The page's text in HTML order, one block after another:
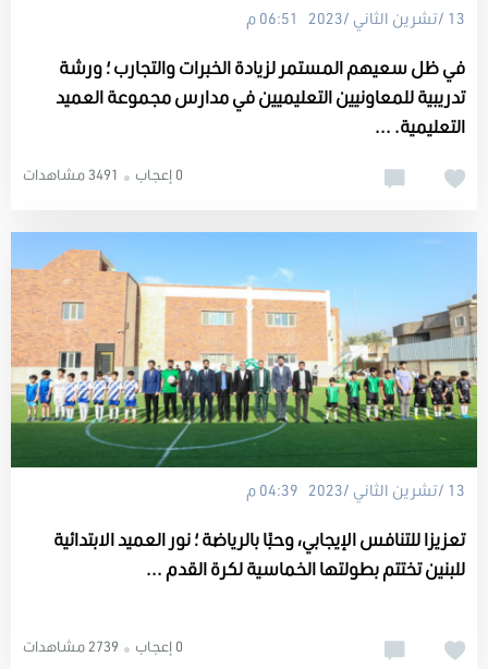
13 /تشرين الثاني /2023 06:51 م
في ظل سعيهم المستمر لزيادة الخبرات والتجارب ؛ ورشة
تدريبية للمعاونيين التعليميين في مدارس مجموعة العميد
التعليمية. ...
3491 مشاهدات 0 إعجاب
13 /تشرين الثاني /2023 04:39 م
تعزيزا للتنافس الإيجابي، وحبًا بالرياضة ؛ نور العميد الابتدائية
للبنين تختتم بطولتها الخماسية لكرة القدم ...
2739 مشاهدات 0 إعجاب